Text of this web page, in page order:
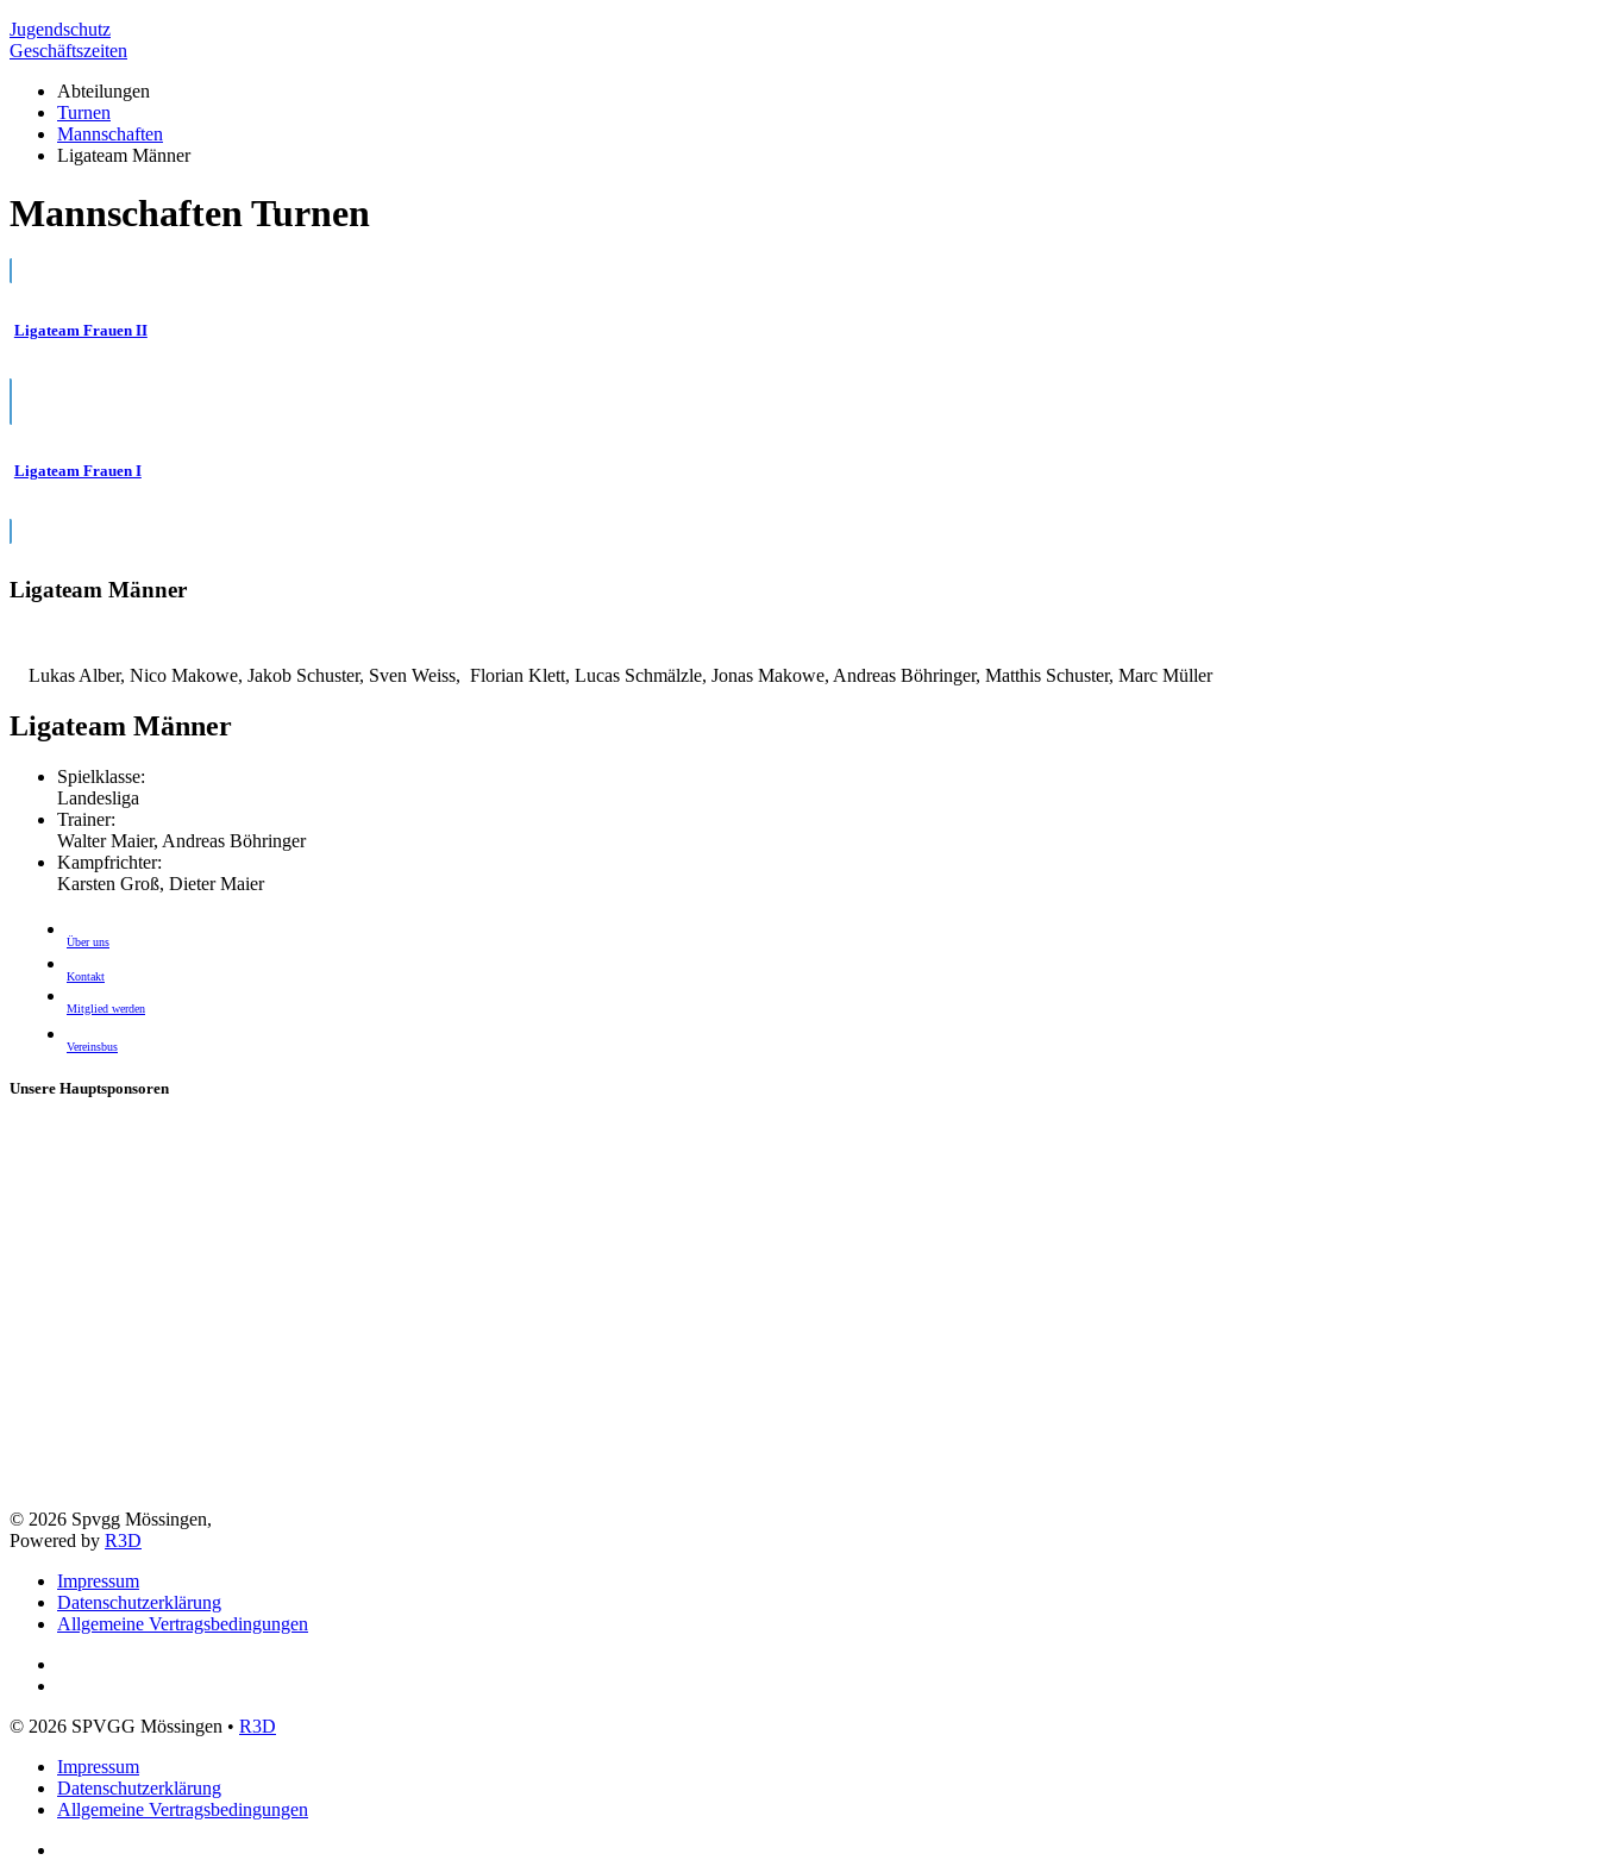
Jugendschutz
Geschäftszeiten
Abteilungen
Turnen
Mannschaften
Ligateam Männer
Mannschaften Turnen
Ligateam Frauen II
Ligateam Frauen I
Ligateam Männer
Lukas Alber, Nico Makowe, Jakob Schuster, Sven Weiss, Florian Klett, Lucas Schmälzle, Jonas Makowe, Andreas Böhringer, Matthis Schuster, Marc Müller
Ligateam Männer
Spielklasse:
Landesliga
Trainer:
Walter Maier, Andreas Böhringer
Kampfrichter:
Karsten Groß, Dieter Maier
Über uns
Kontakt
Mitglied werden
Vereinsbus
Unsere Hauptsponsoren
© 2026 Spvgg Mössingen,
Powered by R3D
Impressum
Datenschutzerklärung
Allgemeine Vertragsbedingungen
© 2026 SPVGG Mössingen • R3D
Impressum
Datenschutzerklärung
Allgemeine Vertragsbedingungen